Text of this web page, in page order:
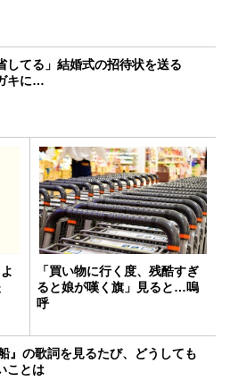
してる」結婚式の招待状を送る
キに…
「買い物に行く度、残酷すぎ
ると娘が嘆く旗」見ると…嗚
呼
』の歌詞を見るたび、どうしても
ことは